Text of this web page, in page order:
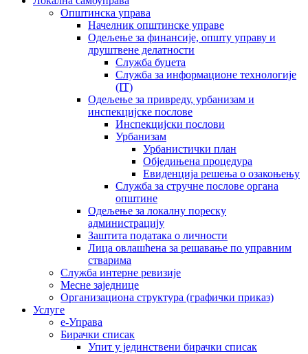
Општинска управа
Начелник општинске управе
Одељење за финансије, општу управу и
друштвене делатности
Служба буџета
Служба за информационе технологије
(IT)
Одељење за привреду, урбанизам и
инспекцијске послове
Инспекцијски послови
Урбанизам
Урбанистички план
Обједињена процедура
Евиденција решења о озакоњењу
Служба за стручне послове органа
општине
Одељење за локалну пореску
администрацију
Заштита података о личности
Лица овлашћена за решавање по управним
стварима
Служба интерне ревизије
Месне заједнице
Организациона структура (графички приказ)
Услуге
е-Управа
Бирачки списак
Упит у јединствени бирачки списак